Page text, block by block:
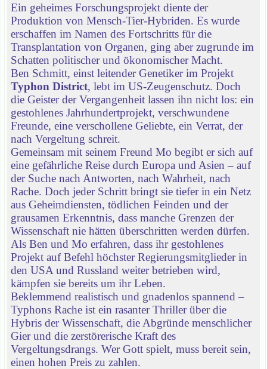
Ein geheimes Forschungsprojekt diente der
Produktion von Mensch-Tier-Hybriden. Es wurde
erschaffen im Namen des Fortschritts für die
Transplantation von Organen, ging aber zugrunde im
Schatten politischer und ökonomischer Macht.
Ben Schmitt, einst leitender Genetiker im Projekt
Typhon District, lebt im US-Zeugenschutz. Doch
die Geister der Vergangenheit lassen ihn nicht los: ein
gestohlenes Jahrhundertprojekt, verschwundene
Freunde, eine verschollene Geliebte, ein Verrat, der
nach Vergeltung schreit.
Gemeinsam mit seinem Freund Mo begibt er sich auf
eine gefährliche Reise durch Europa und Asien – auf
der Suche nach Antworten, nach Wahrheit, nach
Rache. Doch jeder Schritt bringt sie tiefer in ein Netz
aus Geheimdiensten, tödlichen Feinden und der
grausamen Erkenntnis, dass manche Grenzen der
Wissenschaft nie hätten überschritten werden dürfen.
Als Ben und Mo erfahren, dass ihr gestohlenes
Projekt auf Befehl höchster Regierungsmitglieder in
den USA und Russland weiter betrieben wird,
kämpfen sie bereits um ihr Leben.
Beklemmend realistisch und gnadenlos spannend –
Typhons Rache ist ein rasanter Thriller über die
Hybris der Wissenschaft, die Abgründe menschlicher
Gier und die zerstörerische Kraft des
Vergeltungsdrangs. Wer Gott spielt, muss bereit sein,
einen hohen Preis zu zahlen.